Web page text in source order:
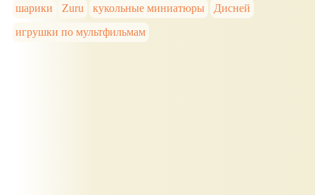
шарики Zuru кукольные миниатюры
Дисней
игрушки по мультфильмам